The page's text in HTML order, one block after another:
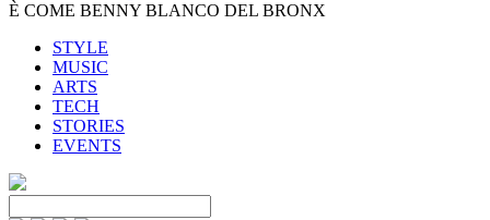
È COME BENNY BLANCO DEL BRONX
STYLE
MUSIC
ARTS
TECH
STORIES
EVENTS